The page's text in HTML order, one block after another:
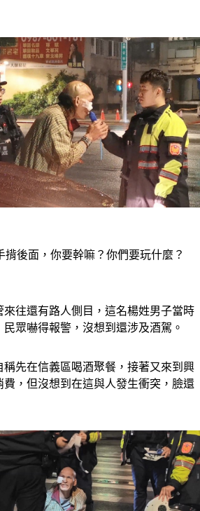
揹後面，你要幹嘛？你們要玩什麼？
來往還有路人側目，這名楊姓男子當時
眾嚇得報警，沒想到還涉及酒駕。
先在信義區喝酒聚餐，接著又來到興
費，但沒想到在這與人發生衝突，臉還